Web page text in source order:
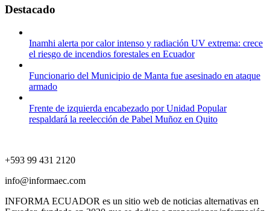
Destacado
Inamhi alerta por calor intenso y radiación UV extrema: crece
el riesgo de incendios forestales en Ecuador
Funcionario del Municipio de Manta fue asesinado en ataque
armado
Frente de izquierda encabezado por Unidad Popular
respaldará la reelección de Pabel Muñoz en Quito
+593 99 431 2120
info@informaec.com
INFORMA ECUADOR es un sitio web de noticias alternativas en